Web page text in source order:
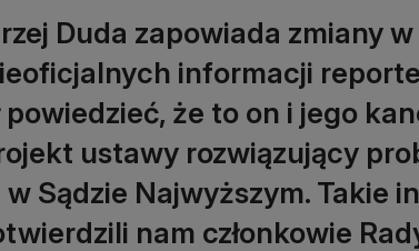
Duda zapowiada zmiany
informacji
powiedzieć, że to on i jego
ustawy rozwiązujący
Sądzie Najwyższym. Takie
nam członkowie